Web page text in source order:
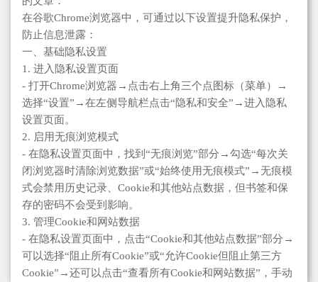
在谷歌Chrome浏览器中，可通过以下设置提升隐私保护，
防止信息泄露：
一、基础隐私设置
1. 进入隐私设置页面
- 打开Chrome浏览器→点击右上角三个点图标（菜单）→
选择“设置”→在左侧导航栏点击“隐私和安全”→进入隐私
设置页面。
2. 启用无痕浏览模式
- 在隐私设置页面中，找到“无痕浏览”部分→勾选“每次关
闭浏览器时清除浏览数据”或“始终使用无痕模式”→无痕模
式会禁用历史记录、Cookie和其他站点数据，但书签和保
存的密码不会受到影响。
3. 管理Cookie和网站数据
- 在隐私设置页面中，点击“Cookie和其他站点数据”部分→
可以选择“阻止所有Cookie”或“允许Cookie但阻止第三方
Cookie”→还可以点击“查看所有Cookie和网站数据”，手动